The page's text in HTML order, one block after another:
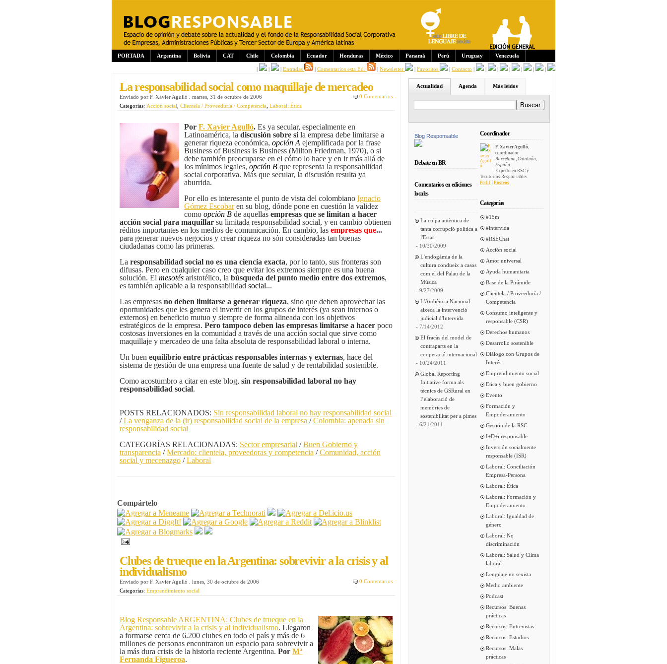
PORTADA Argentina Bolivia CAT Chile Colombia Ecuador Honduras México Panamá Perú Uruguay Venezuela
| | | Entradas | Comentarios esta Ed. | Newsletter | Favoritos | Contacto | | | | | | |
La responsabilidad social como maquillaje de mercadeo
Enviado por F. Xavier Agulló martes, 31 de octubre de 2006
0 Comentarios
Categorías: Acción social Clientela / Proveeduría / Competencia Laboral: Ética
Por F. Xavier Agulló. Es ya secular, especialmente en
Latinoamérica, la discusión sobre si la empresa debe limitarse a
generar riqueza económica, opción A ejemplificada por la frase
Business of Business is Business (Milton Friedman, 1970), o si
debe también preocuparse en el cómo lo hace y en ir más allá de
los mínimos legales, opción B que representa la responsabilidad
social corporativa. Más que secular, la discusión resulta ya
aburrida.
Por ello es interesante el punto de vista del colombiano Ignacio
Gómez Escobaren su blog, dónde pone en cuestión la validez
como opción B de aquellas empresas que se limitan a hacer
acción social para maquillar su limitada responsabilidad social, y en cambio obtienen
réditos importantes en los medios de comunicación. En cambio, las empresas que...
para generar nuevos negocios y crear riqueza no són consideradas tan buenas
ciudadanas como las primeras.
La responsabilidad social no es una ciencia exacta, por lo tanto, sus fronteras son
difusas. Pero en cualquier caso creo que evitar los extremos siempre es una buena
solución. El mesotés aristotélico, la búsqueda del punto medio entre dos extremos,
es también aplicable a la responsabilidad social...
Las empresas no deben limitarse a generar riqueza, sino que deben aprovechar las
oportunidades que les genera el invertir en los grupos de interés (ya sean internos o
externos) en beneficio mutuo y siempre de forma alineada con los objetivos
estratégicos de la empresa. Pero tampoco deben las empresas limitarse a hacer poco
costosas inversiones en la comunidad a través de una acción social que sirve como
maquillaje y mercadeo de una falta absoluta de responsabilidad laboral o interna.
Un buen equilibrio entre prácticas responsables internas y externas, hace del
sistema de gestión de una empresa una fuente de salud y de rentabilidad sostenible.
Como acostumbro a citar en este blog, sin responsabilidad laboral no hay
responsabilidad social.
POSTS RELACIONADOS: Sin responsabilidad laboral no hay responsabilidad social
/La venganza de la (ir) responsabilidad social de la empresa /Colombia: apenada sin
responsabilidad social
CATEGORÍAS RELACIONADAS: Sector empresarial /Buen Gobierno y
transparencia /Mercado: clientela, proveedoras y competencia /Comunidad, acción
social y mecenazgo /Laboral
Compártelo
Clubes de trueque en la Argentina: sobrevivir a la crisis y al
individualismo
Enviado por F. Xavier Agulló lunes, 30 de octubre de 2006
0 Comentarios
Categorías: Emprendimiento social
Blog Responsable ARGENTINA: Clubes de trueque en la
Argentina: sobrevivir a la crisis y al individualismo. Llegaron
a formarse cerca de 6.200 clubes en todo el país y más de 6
millones de personas encontraron un espacio para sobrevivir a
la más dura crisis de la historia reciente Argentina. Por Mª
Fernanda Figueroa.
Actualidad Agenda Más leídos
Blog Responsable
Debate en BR
Comentarios en ediciones
locales
La culpa autèntica de
tanta corrupció política a
l'Estat
- 10/30/2009
L'endogàmia de la
cultura condueix a casos
com el del Palau de la
Música
- 9/27/2009
L'Audiència Nacional
aixeca la intervenció
judicial d'Intervida
- 7/14/2012
El fracàs del model de
contraparts en la
cooperació internacional
- 10/24/2011
Global Reporting
Initiative forma als
tècnics de GSRural en
l’elaboració de
memòries de
sostenibilitat per a pimes
- 6/21/2011
Coordinador
F. Xavier Agulló,
coordinador
Barcelona, Cataluña,
España
Experto en RSC y
Territorios Responsables
Perfil I Posteos
Categorías
#15m
#intervida
#RSEChat
Acción social
Amor universal
Ayuda humanitaria
Base de la Pirámide
Clientela / Proveeduría /
Competencia
Consumo inteligente y
responsable (CSR)
Derechos humanos
Desarrollo sostenible
Diálogo con Grupos de
Interés
Emprendimiento social
Etica y buen gobierno
Evento
Formación y
Empoderamiento
Gestión de la RSC
I+D+i responsable
Inversión socialmente
responsable (ISR)
Laboral: Conciliación
Empresa-Persona
Laboral: Ética
Laboral: Formación y
Empoderamiento
Laboral: Igualdad de
género
Laboral: No
discriminación
Laboral: Salud y Clima
laboral
Lenguaje no sexista
Medio ambiente
Podcast
Recursos: Buenas
prácticas
Recursos: Entrevistas
Recursos: Estudios
Recursos: Malas
prácticas